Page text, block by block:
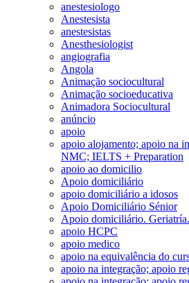
anestesiologo
Anestesista
anestesistas
Anesthesiologist
angiografia
Angola
Animação sociocultural
Animação socioeducativa
Animadora Sociocultural
anúncio
apoio
apoio alojamento; apoio na
NMC; IELTS + Preparation
apoio ao domicilio
Apoio domiciliário
apoio domiciliário a idosos
Apoio Domiciliário Sénior
Apoio domiciliário. Geriatría.
apoio HCPC
apoio medico
apoio na equivalência do
apoio na integração; apoio